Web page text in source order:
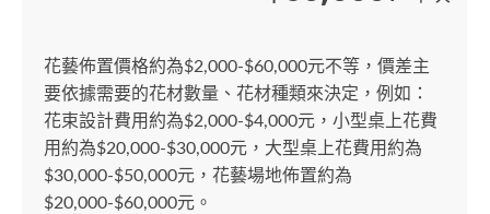
花藝佈置價格約為$2,000-$60,000元不等，價差主
要依據需要的花材數量、花材種類來決定，例如：
花束設計費用約為$2,000-$4,000元，小型桌上花費
用約為$20,000-$30,000元，大型桌上花費用約為
$30,000-$50,000元，花藝場地佈置約為
$20,000-$60,000元。